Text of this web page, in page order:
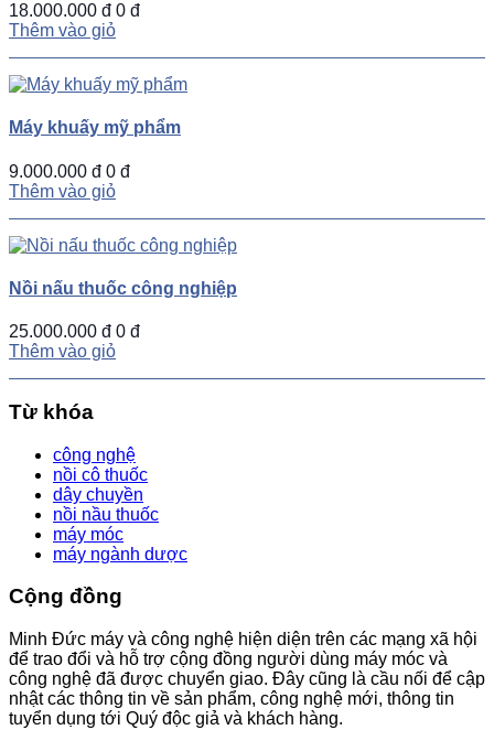
18.000.000 đ 0 đ
Thêm vào giỏ
Máy khuấy mỹ phẩm
9.000.000 đ 0 đ
Thêm vào giỏ
Nồi nấu thuốc công nghiệp
25.000.000 đ 0 đ
Thêm vào giỏ
Từ khóa
công nghệ
nồi cô thuốc
dây chuyền
nồi nầu thuốc
máy móc
máy ngành dược
Cộng đồng
Minh Đức máy và công nghệ hiện diện trên các mạng xã hội
để trao đổi và hỗ trợ cộng đồng người dùng máy móc và
công nghệ đã được chuyển giao. Đây cũng là cầu nối để cập
nhật các thông tin về sản phẩm, công nghệ mới, thông tin
tuyển dụng tới Quý độc giả và khách hàng.